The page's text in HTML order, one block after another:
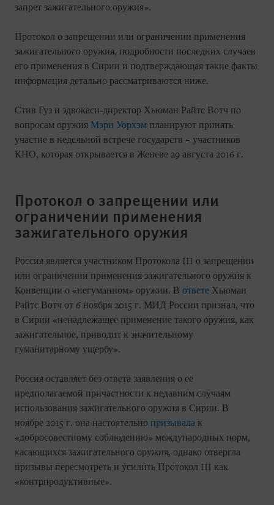
запрет зажигательного оружия».
Протокол о запрещении или ограничении применения
зажигательного оружия, подробности последних случаев
его применения в Сирии и подтверждающая такие факты
информация детально рассматриваются ниже.
Стив Гуз и эдвокаси-директор Хьюман Райтс Вотч по
вопросам оружия Мэри Уорхэм планируют принять
участие в недельной встрече государств – участников
КНО, которая открывается в Женеве 29 августа 2016 г.
Протокол о запрещении или
ограничении применения
зажигательного оружия
Россия является участником Протокола III о запрещении
или ограничении применения зажигательного оружия к
Конвенции о «негуманном» оружии. В ответе Хьюман
Райтс Вотч от 6 ноября 2015 г. МИД России признал, что
в Сирии «ненадлежащее применение такого оружия, как
зажигательное, приводит к значительному
гуманитарному ущербу».
Россия оставляет без ответа заявления о ее
предполагаемой причастности к недавним случаям
использования зажигательного оружия в Сирии. В
ноябре 2015 г. она настоятельно призывала к
«добросовестному соблюдению» международных норм,
касающихся зажигательного оружия, однако отвергла
призывы пересмотреть и усилить Протокол III как
«контрпродуктивные».